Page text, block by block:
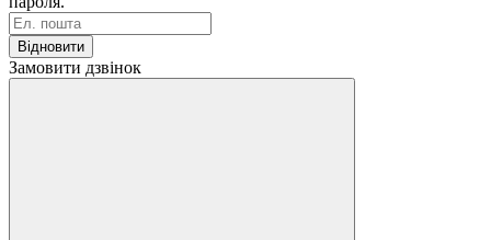
Відновити
Замовити дзвінок